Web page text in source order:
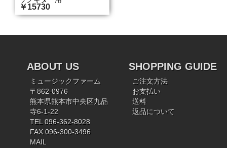
￥15730
ABOUT US
ミュージックファーム
〒862-0976
熊本県熊本市中央区九品
寺6-1-22
TEL 096-362-8028
FAX 096-300-3496
MAIL
SHOPPING GUIDE
ご注文方法
お支払い
送料
返品について